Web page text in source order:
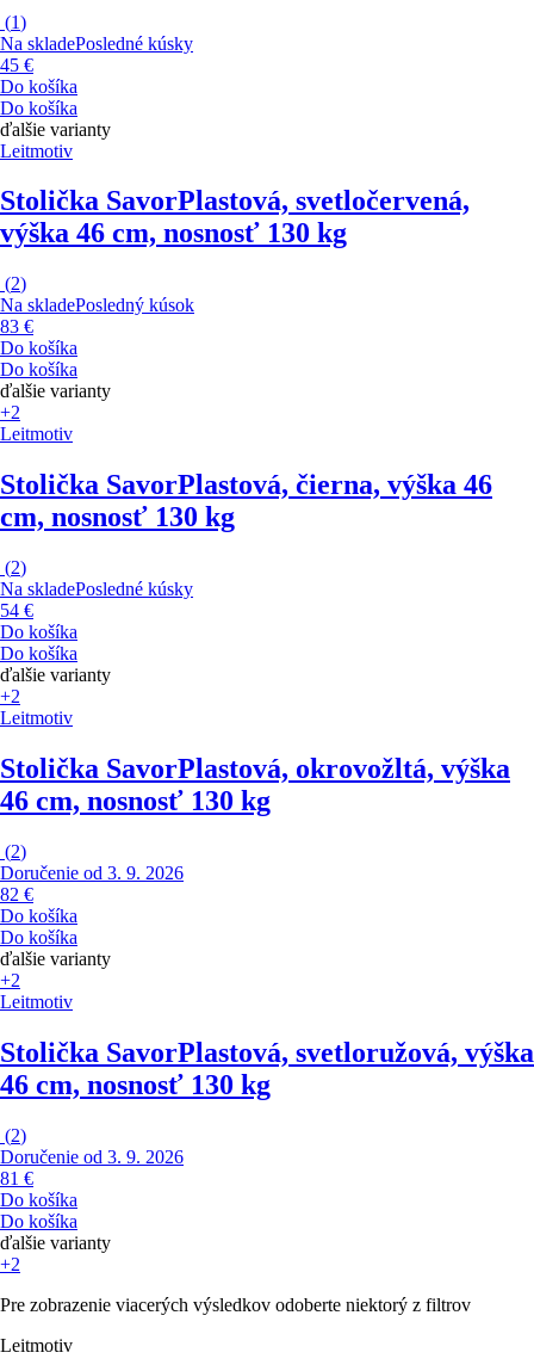
(1)
Na skladePosledné kúsky
45 €
Do košíka
Do košíka
ďalšie varianty
Leitmotiv
Stolička SavorPlastová, svetločervená,
výška 46 cm, nosnosť 130 kg
(2)
Na skladePosledný kúsok
83 €
Do košíka
Do košíka
ďalšie varianty
+2
Leitmotiv
Stolička SavorPlastová, čierna, výška 46
cm, nosnosť 130 kg
(2)
Na skladePosledné kúsky
54 €
Do košíka
Do košíka
ďalšie varianty
+2
Leitmotiv
Stolička SavorPlastová, okrovožltá, výška
46 cm, nosnosť 130 kg
(2)
Doručenie od 3. 9. 2026
82 €
Do košíka
Do košíka
ďalšie varianty
+2
Leitmotiv
Stolička SavorPlastová, svetloružová, výška
46 cm, nosnosť 130 kg
(2)
Doručenie od 3. 9. 2026
81 €
Do košíka
Do košíka
ďalšie varianty
+2
Pre zobrazenie viacerých výsledkov odoberte niektorý z filtrov
Leitmotiv